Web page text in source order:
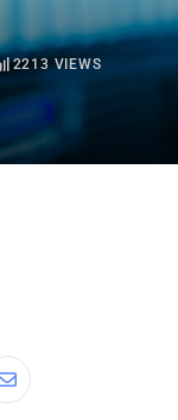
2213 VIEWS